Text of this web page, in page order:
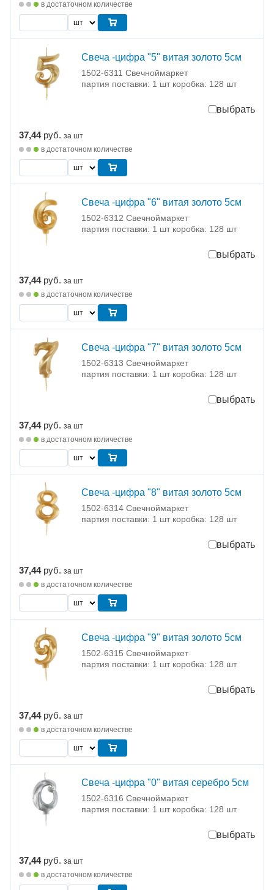
в достаточном количестве
Свеча -цифра "5" витая золото 5см
1502-6311 Свечноймаркет
партия поставки: 1 шт коробка: 128 шт
выбрать
37,44 руб. за шт
в достаточном количестве
Свеча -цифра "6" витая золото 5см
1502-6312 Свечноймаркет
партия поставки: 1 шт коробка: 128 шт
выбрать
37,44 руб. за шт
в достаточном количестве
Свеча -цифра "7" витая золото 5см
1502-6313 Свечноймаркет
партия поставки: 1 шт коробка: 128 шт
выбрать
37,44 руб. за шт
в достаточном количестве
Свеча -цифра "8" витая золото 5см
1502-6314 Свечноймаркет
партия поставки: 1 шт коробка: 128 шт
выбрать
37,44 руб. за шт
в достаточном количестве
Свеча -цифра "9" витая золото 5см
1502-6315 Свечноймаркет
партия поставки: 1 шт коробка: 128 шт
выбрать
37,44 руб. за шт
в достаточном количестве
Свеча -цифра "0" витая серебро 5см
1502-6316 Свечноймаркет
партия поставки: 1 шт коробка: 128 шт
выбрать
37,44 руб. за шт
в достаточном количестве